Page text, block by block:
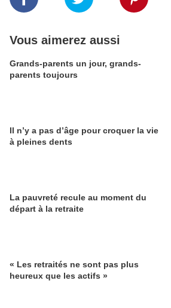
Vous aimerez aussi
Grands-parents un jour, grands-
parents toujours
Il n’y a pas d’âge pour croquer la vie
à pleines dents
La pauvreté recule au moment du
départ à la retraite
« Les retraités ne sont pas plus
heureux que les actifs »